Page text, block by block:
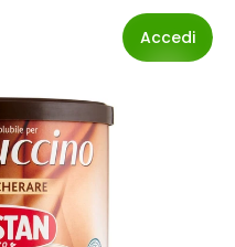
Accedi